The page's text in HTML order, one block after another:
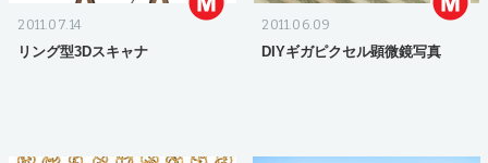
2011.07.14
リング型3Dスキャナ
2011.06.09
DIYギガピクセル顕微鏡写真